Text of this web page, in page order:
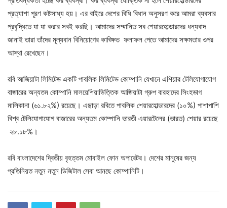
প্রত্যাশা পূরণ কষ্টসাধ্য হয়। এর বাইরে দেশের বিধি বিধান অনুসরণ করে আমরা ব্যবসার
প্রবৃদ্ধিতে যা যা করার সবই করছি। আমাদের সম্মানিত সব শেয়ারহোল্ডারদের ধন্যবাদ
জানাই তারা তাঁদের মূল্যবান বিনিয়োগের কাঙ্ক্ষিত ফলাফল পেতে আমাদের সক্ষমতার ওপর
আস্থা রেখেছেন।
রবি আজিয়াটা লিমিটেড একটি পাবলিক লিমিটেড কোম্পানি যেখানে এশিয়ার টেলিযোগাযোগ
বাজারের অন্যতম কোম্পানি মালয়েশিয়াভিত্তিক আজিয়াটা গ্রুপ বারহাদের সিংহভাগ
মালিকানা (৬১.৮২%) রয়েছে। এছাড়া রবিতে পাবলিক শেয়ারহোল্ডারদের (১০%) পাশাপাশি
বিশ্ব টেলিযোগাযোগ বাজারের অন্যতম কোম্পানি ভারতী এয়ারটেলের (ভারত) শেয়ার রয়েছে
২৮.১৮%।
রবি বাংলাদেশের দ্বিতীয় বৃহত্তম মোবাইল ফোন অপারেটর। দেশের মানুষের জন্য
প্রতিনিয়ত নতুন নতুন ডিজিটাল সেবা আনছে কোম্পানিটি।